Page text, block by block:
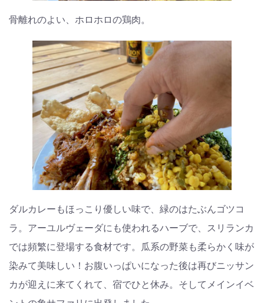
骨離れのよい、ホロホロの鶏肉。
ダルカレーもほっこり優しい味で、緑のはたぶんゴツコ
ラ。アーユルヴェーダにも使われるハーブで、スリランカ
では頻繁に登場する食材です。瓜系の野菜も柔らかく味が
染みて美味しい！お腹いっぱいになった後は再びニッサン
カが迎えに来てくれて、宿でひと休み。そしてメインイベ